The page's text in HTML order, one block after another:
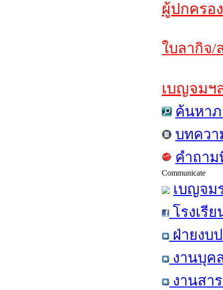
ผู้ปกครอ
ใบลากิจ/
เบญจมฯ
ค้นหาภ
บทควา
คำถา
Communicate
เบญจม
โรงเรี
ฝ่ายงบ
งานบุค
งานสา